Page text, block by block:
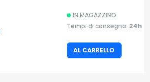
IN MAGAZZINO
Tempi di consegna: 24h
AL CARRELLO